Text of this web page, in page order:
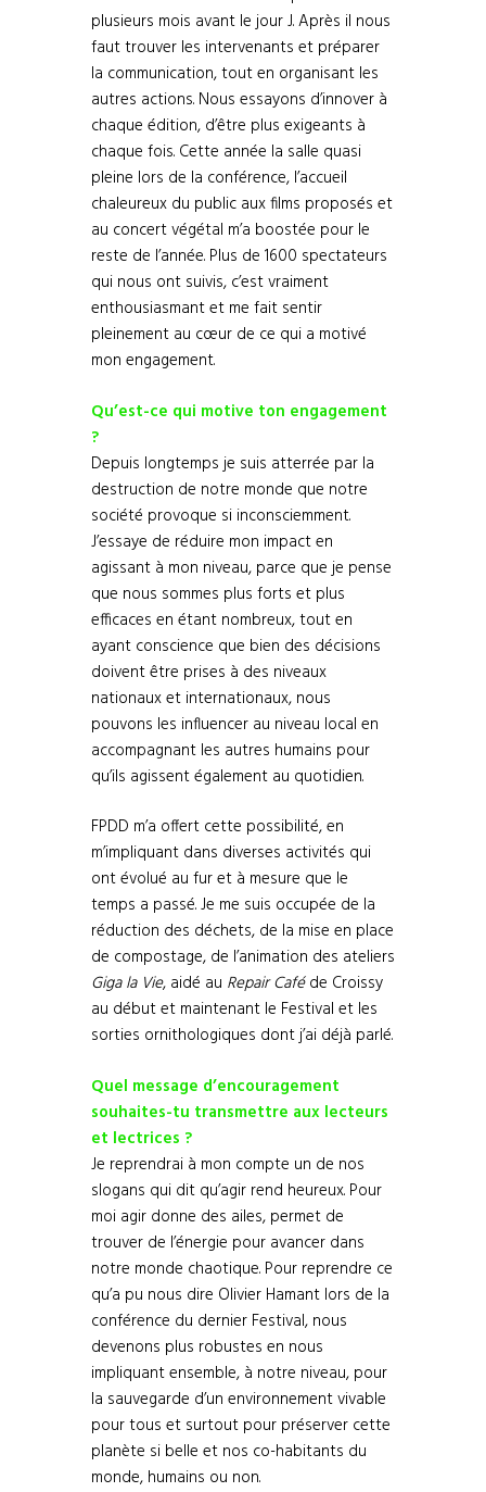
plusieurs mois avant le jour J. Après il nous
faut trouver les intervenants et préparer
la communication, tout en organisant les
autres actions. Nous essayons d’innover à
chaque édition, d’être plus exigeants à
chaque fois. Cette année la salle quasi
pleine lors de la conférence, l’accueil
chaleureux du public aux films proposés et
au concert végétal m’a boostée pour le
reste de l’année. Plus de 1600 spectateurs
qui nous ont suivis, c’est vraiment
enthousiasmant et me fait sentir
pleinement au cœur de ce qui a motivé
mon engagement.
Qu’est-ce qui motive ton engagement
?
Depuis longtemps je suis atterrée par la
destruction de notre monde que notre
société provoque si inconsciemment.
J’essaye de réduire mon impact en
agissant à mon niveau, parce que je pense
que nous sommes plus forts et plus
efficaces en étant nombreux, tout en
ayant conscience que bien des décisions
doivent être prises à des niveaux
nationaux et internationaux, nous
pouvons les influencer au niveau local en
accompagnant les autres humains pour
qu’ils agissent également au quotidien.
FPDD m’a offert cette possibilité, en
m’impliquant dans diverses activités qui
ont évolué au fur et à mesure que le
temps a passé. Je me suis occupée de la
réduction des déchets, de la mise en place
de compostage, de l’animation des ateliers
Giga la Vie, aidé au Repair Caféde Croissy
au début et maintenant le Festival et les
sorties ornithologiques dont j’ai déjà parlé.
Quel message d’encouragement
souhaites-tu transmettre aux lecteurs
et lectrices ?
Je reprendrai à mon compte un de nos
slogans qui dit qu’agir rend heureux. Pour
moi agir donne des ailes, permet de
trouver de l’énergie pour avancer dans
notre monde chaotique. Pour reprendre ce
qu’a pu nous dire Olivier Hamant lors de la
conférence du dernier Festival, nous
devenons plus robustes en nous
impliquant ensemble, à notre niveau, pour
la sauvegarde d’un environnement vivable
pour tous et surtout pour préserver cette
planète si belle et nos co-habitants du
monde, humains ou non.